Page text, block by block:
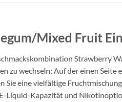
Mixed Fruit
Strawberry
wechseln: Auf der einen
eine vielfältige
Kapazität und